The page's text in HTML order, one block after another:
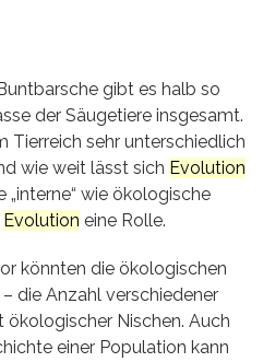
gibt es halb so
der Säugetiere insgesamt.
Tierreich sehr unterschiedlich
wie weit lässt sich Evolution
wie ökologische
Evolution eine Rolle.
könnten die ökologischen
die Anzahl verschiedener
ökologischer Nischen. Auch
einer Population kann